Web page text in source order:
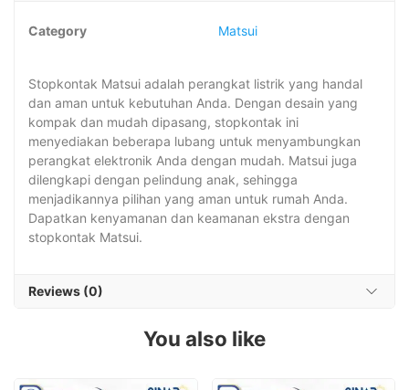
Category Matsui
Stopkontak Matsui adalah perangkat listrik yang handal
dan aman untuk kebutuhan Anda. Dengan desain yang
kompak dan mudah dipasang, stopkontak ini
menyediakan beberapa lubang untuk menyambungkan
perangkat elektronik Anda dengan mudah. Matsui juga
dilengkapi dengan pelindung anak, sehingga
menjadikannya pilihan yang aman untuk rumah Anda.
Dapatkan kenyamanan dan keamanan ekstra dengan
stopkontak Matsui.
Reviews (0)
You also like